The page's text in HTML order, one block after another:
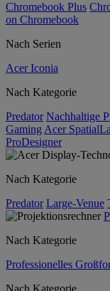
Chromebook Plus
on Chromebook
Nach Serien
Acer Iconia
Nach Kategorie
Predator Nachhaltige
Gaming Acer
ProDesigner
Nach Kategorie
Predator Large-Venue
Nach Kategorie
Professionelles
Nach Kategorie